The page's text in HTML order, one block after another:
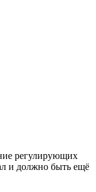
регулирующих
и должно быть ещё